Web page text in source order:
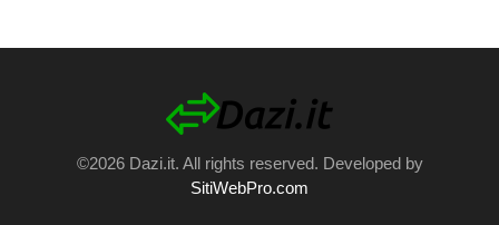
©2026 Dazi.it. All rights reserved. Developed by
SitiWebPro.com